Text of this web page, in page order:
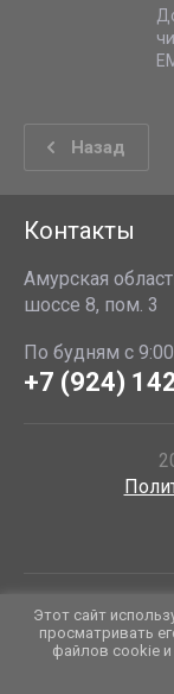
Назад
Контакты
Амурская
шоссе 8, пом. 3
По будням с
+7 (924)
Данные о товарах и
характеристики,
публичной
ГК РФ, а носят
Этот сайт
просматривать
файлов cookie и